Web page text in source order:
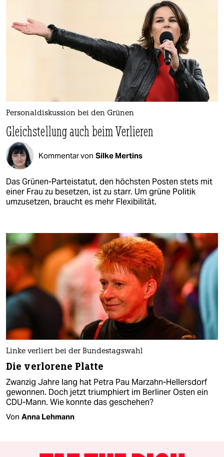
Personaldiskussion bei den Grünen
Gleichstellung auch beim Verlieren
Kommentar von Silke Mertins
Das Grünen-Parteistatut, den höchsten Posten stets mit
einer Frau zu besetzen, ist zu starr. Um grüne Politik
umzusetzen, braucht es mehr Flexibilität.
Linke verliert bei der Bundestagswahl
Die verlorene Platte
Zwanzig Jahre lang hat Petra Pau Marzahn-Hellersdorf
gewonnen. Doch jetzt triumphiert im Berliner Osten ein
CDU-Mann. Wie konnte das geschehen?
Von Anna Lehmann